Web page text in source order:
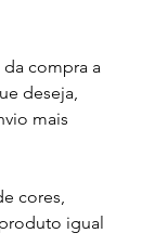
deseja,
mais
igual